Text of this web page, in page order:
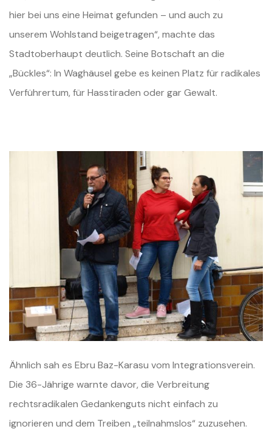
hier bei uns eine Heimat gefunden – und auch zu
unserem Wohlstand beigetragen“, machte das
Stadtoberhaupt deutlich. Seine Botschaft an die
„Bückles“: In Waghäusel gebe es keinen Platz für radikales
Verführertum, für Hasstiraden oder gar Gewalt.
Ähnlich sah es Ebru Baz-Karasu vom Integrationsverein.
Die 36-Jährige warnte davor, die Verbreitung
rechtsradikalen Gedankenguts nicht einfach zu
ignorieren und dem Treiben „teilnahmslos“ zuzusehen.